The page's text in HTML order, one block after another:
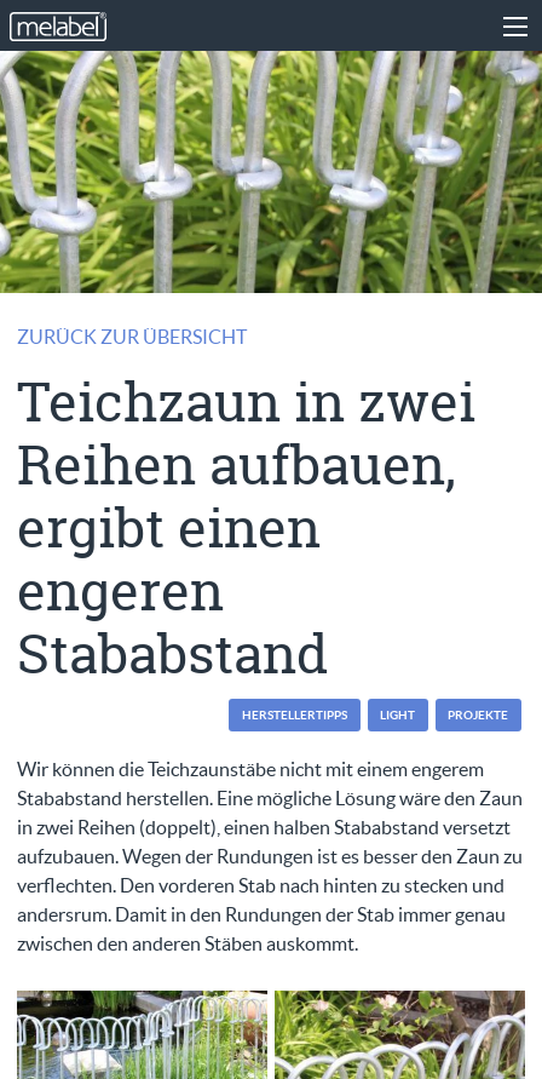
ZURÜCK ZUR ÜBERSICHT
Teichzaun in zwei
Reihen aufbauen,
ergibt einen
engeren
Stababstand
HERSTELLERTIPPS LIGHT PROJEKTE
Wir können die Teichzaunstäbe nicht mit einem engerem
Stababstand herstellen. Eine mögliche Lösung wäre den Zaun
in zwei Reihen (doppelt), einen halben Stababstand versetzt
aufzubauen. Wegen der Rundungen ist es besser den Zaun zu
verflechten. Den vorderen Stab nach hinten zu stecken und
andersrum. Damit in den Rundungen der Stab immer genau
zwischen den anderen Stäben auskommt.